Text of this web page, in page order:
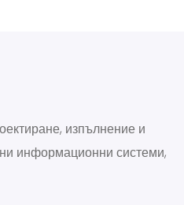
изпълнение и
информационни системи,